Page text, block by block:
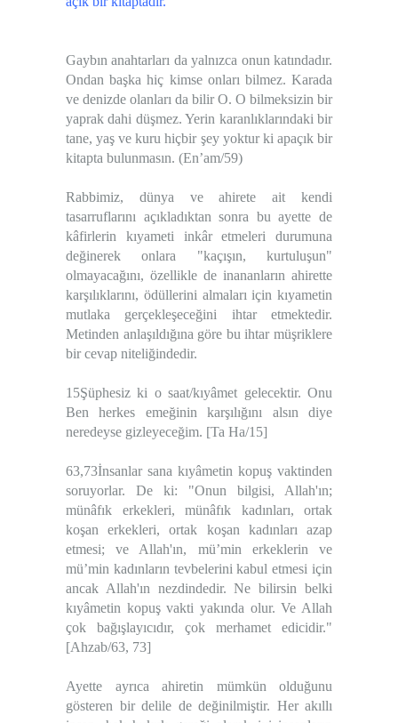
Gaybın anahtarları da yalnızca onun katındadır.
Ondan başka hiç kimse onları bilmez. Karada
ve denizde olanları da bilir O. O bilmeksizin bir
yaprak dahi düşmez. Yerin karanlıklarındaki bir
tane, yaş ve kuru hiçbir şey yoktur ki apaçık bir
kitapta bulunmasın. (En’am/59)
Rabbimiz, dünya ve ahirete ait kendi
tasarruflarını açıkladıktan sonra bu ayette de
kâfirlerin kıyameti inkâr etmeleri durumuna
değinerek onlara "kaçışın, kurtuluşun"
olmayacağını, özellikle de inananların ahirette
karşılıklarını, ödüllerini almaları için kıyametin
mutlaka gerçekleşeceğini ihtar etmektedir.
Metinden anlaşıldığına göre bu ihtar müşriklere
bir cevap niteliğindedir.
15Şüphesiz ki o saat/kıyâmet gelecektir. Onu
Ben herkes emeğinin karşılığını alsın diye
neredeyse gizleyeceğim. [Ta Ha/15]
63,73İnsanlar sana kıyâmetin kopuş vaktinden
soruyorlar. De ki: "Onun bilgisi, Allah'ın;
münâfık erkekleri, münâfık kadınları, ortak
koşan erkekleri, ortak koşan kadınları azap
etmesi; ve Allah'ın, mü’min erkeklerin ve
mü’min kadınların tevbelerini kabul etmesi için
ancak Allah'ın nezdindedir. Ne bilirsin belki
kıyâmetin kopuş vakti yakında olur. Ve Allah
çok bağışlayıcıdır, çok merhamet edicidir."
[Ahzab/63, 73]
Ayette ayrıca ahiretin mümkün olduğunu
gösteren bir delile de değinilmiştir. Her akıllı